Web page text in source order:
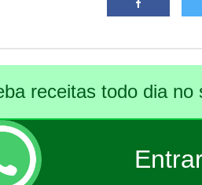
receitas todo dia no